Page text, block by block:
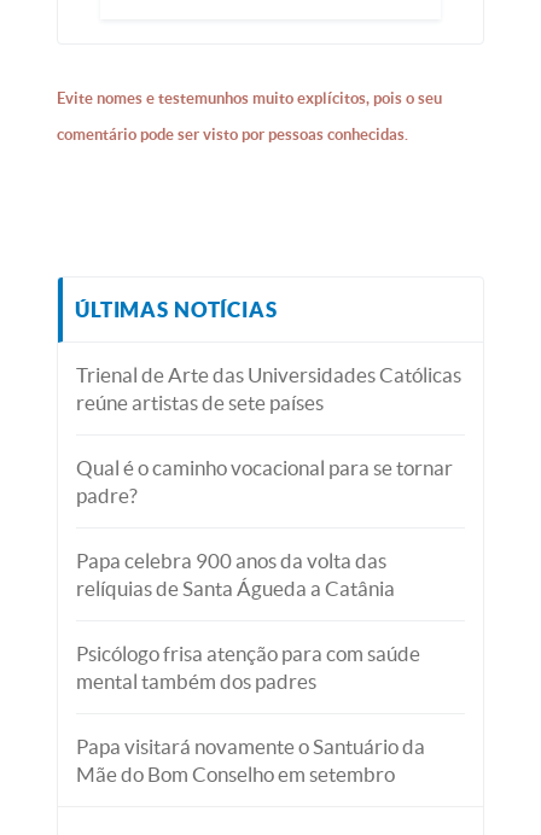
Evite nomes e testemunhos muito explícitos, pois o seu
comentário pode ser visto por pessoas conhecidas.
ÚLTIMAS NOTÍCIAS
Trienal de Arte das Universidades Católicas
reúne artistas de sete países
Qual é o caminho vocacional para se tornar
padre?
Papa celebra 900 anos da volta das
relíquias de Santa Águeda a Catânia
Psicólogo frisa atenção para com saúde
mental também dos padres
Papa visitará novamente o Santuário da
Mãe do Bom Conselho em setembro